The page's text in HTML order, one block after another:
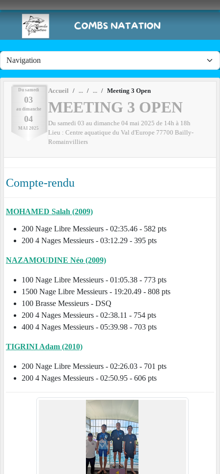
Du samedi
03
au dimanche
04
MAI 2025
Accueil Meeting 3 Open
MEETING 3 OPEN
Du samedi 03 au dimanche 04 mai 2025 de 14h à 18h
Lieu : Centre aquatique du Val d'Europe 77700 Bailly-
Romainvilliers
Compte-rendu
MOHAMED Salah (2009)
200 Nage Libre Messieurs - 02:35.46 - 582 pts
200 4 Nages Messieurs - 03:12.29 - 395 pts
NAZAMOUDINE Néo (2009)
100 Nage Libre Messieurs - 01:05.38 - 773 pts
1500 Nage Libre Messieurs - 19:20.49 - 808 pts
100 Brasse Messieurs - DSQ
200 4 Nages Messieurs - 02:38.11 - 754 pts
400 4 Nages Messieurs - 05:39.98 - 703 pts
TIGRINI Adam (2010)
200 Nage Libre Messieurs - 02:26.03 - 701 pts
200 4 Nages Messieurs - 02:50.95 - 606 pts